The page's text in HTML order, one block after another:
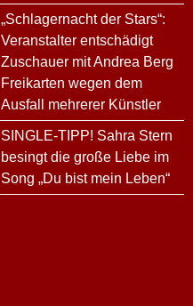
„Schlagernacht der Stars“:
Veranstalter entschädigt
Zuschauer mit Andrea Berg
Freikarten wegen dem
Ausfall mehrerer Künstler
SINGLE-TIPP! Sahra Stern
besingt die große Liebe im
Song „Du bist mein Leben“